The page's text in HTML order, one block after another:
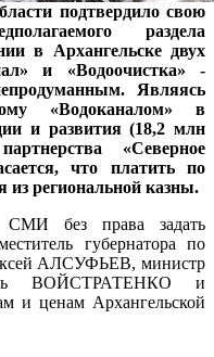
подтвердило свою
раздела
в Архангельске двух
и «Водоочистка» -
Являясь
«Водоканалом» в
и развития (18,2 млн
«Северное
что платить по
из региональной казны.
СМИ без права задать
губернатора по
АЛСУФЬЕВ, министр
ВОЙСТРАТЕНКО и
и ценам Архангельской